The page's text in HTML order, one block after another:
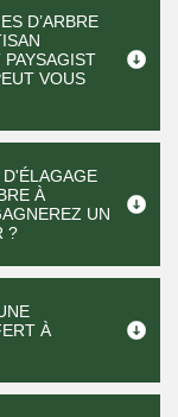
D’ARBRE
VOUS
D'ÉLAGAGE
À
UN
?
À